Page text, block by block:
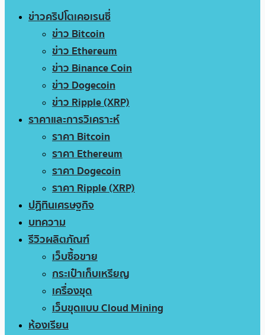
ข่าวคริปโตเคอเรนซี่
ข่าว Bitcoin
ข่าว Ethereum
ข่าว Binance Coin
ข่าว Dogecoin
ข่าว Ripple (XRP)
ราคาและการวิเคราะห์
ราคา Bitcoin
ราคา Ethereum
ราคา Dogecoin
ราคา Ripple (XRP)
ปฏิทินเศรษฐกิจ
บทความ
รีวิวผลิตภัณฑ์
เว็บซื้อขาย
กระเป๋าเก็บเหรียญ
เครื่องขุด
เว็บขุดแบบ Cloud Mining
ห้องเรียน